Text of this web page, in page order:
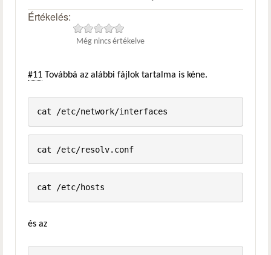
Értékelés:
Még nincs értékelve
#11 Továbbá az alábbi fájlok tartalma is kéne.
cat /etc/resolv.conf
és az